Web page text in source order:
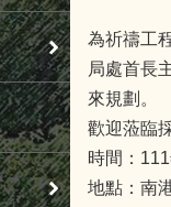
為祈禱工
局處首長
來規劃。
歡迎蒞臨
時間：
地點：南